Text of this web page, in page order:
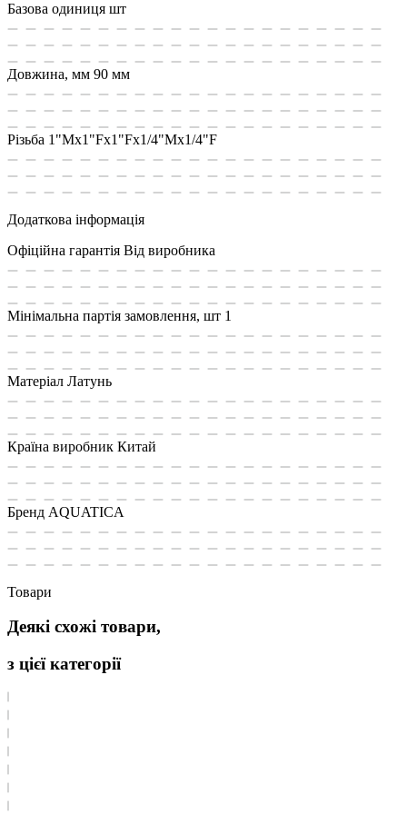
Базова одиниця шт
Довжина, мм 90 мм
Різьба 1"Мx1"Fx1"Fx1/4"Mx1/4"F
Додаткова інформація
Офіційна гарантія Від виробника
Мінімальна партія замовлення, шт 1
Матеріал Латунь
Країна виробник Китай
Бренд AQUATICA
Товари
Деякі схожі товари,
з цієї категорії